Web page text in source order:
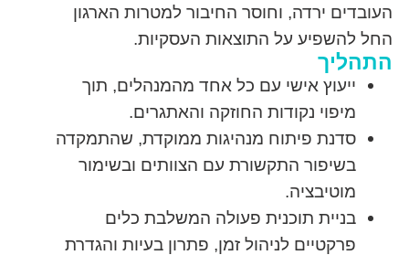
העובדים ירדה, וחוסר החיבור למטרות הארגון
החל להשפיע על התוצאות העסקיות.
התהליך
ייעוץ אישי עם כל אחד מהמנהלים, תוך
מיפוי נקודות החוזקה והאתגרים.
סדנת פיתוח מנהיגות ממוקדת, שהתמקדה
בשיפור התקשורת עם הצוותים ובשימור
מוטיבציה.
בניית תוכנית פעולה המשלבת כלים
פרקטיים לניהול זמן, פתרון בעיות והגדרת